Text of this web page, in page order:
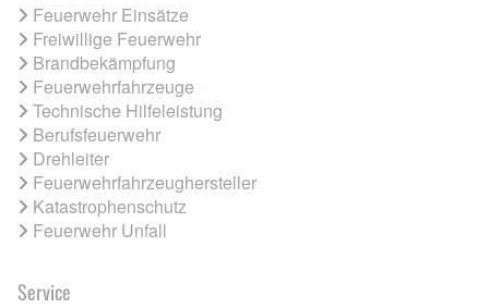
Feuerwehr Einsätze
Freiwillige Feuerwehr
Brandbekämpfung
Feuerwehrfahrzeuge
Technische Hilfeleistung
Berufsfeuerwehr
Drehleiter
Feuerwehrfahrzeughersteller
Katastrophenschutz
Feuerwehr Unfall
Service